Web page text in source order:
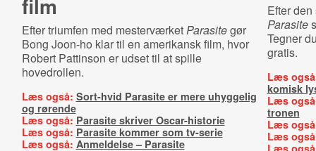
film
Efter triumfen med mesterværketParasitegør
Bong Joon-ho klar til en amerikansk film, hvor
Robert Pattinson er udset til at spille
hovedrollen.
Læs også: Sort-hvid Parasite er mere uhyggelig
og rørende
Læs også: Parasite skriver Oscar-historie
Læs også: Parasite kommer som tv-serie
Læs også: Anmeldelse – Parasite
Efter
Parasite
Tegner
gratis.
Læs
komisk
Læs
tronen
Læs
Læs
Læs